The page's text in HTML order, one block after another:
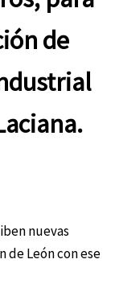
de
nuevas
de León con ese